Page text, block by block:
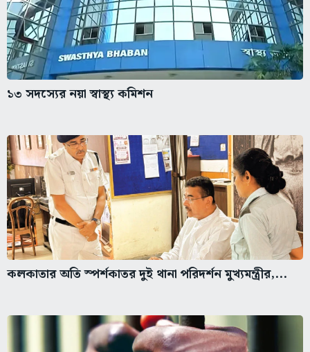
১৩ সদস্যের নয়া স্বাস্থ্য কমিশন
কলকাতার অতি স্পর্শকাতর দুই থানা পরিদর্শন মুখ্যমন্ত্রীর,...